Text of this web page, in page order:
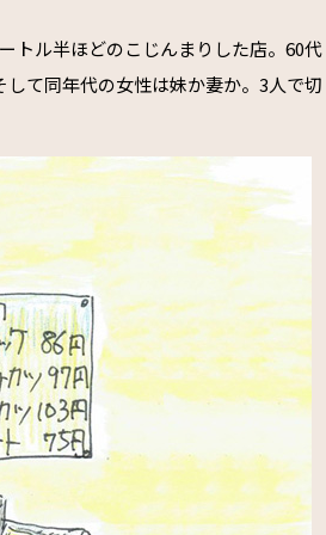
トル半ほどのこじんまりした店。60代
て同年代の女性は妹か妻か。3人で切